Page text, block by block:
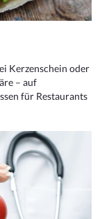
Kerzenschein oder
– auf
für Restaurants